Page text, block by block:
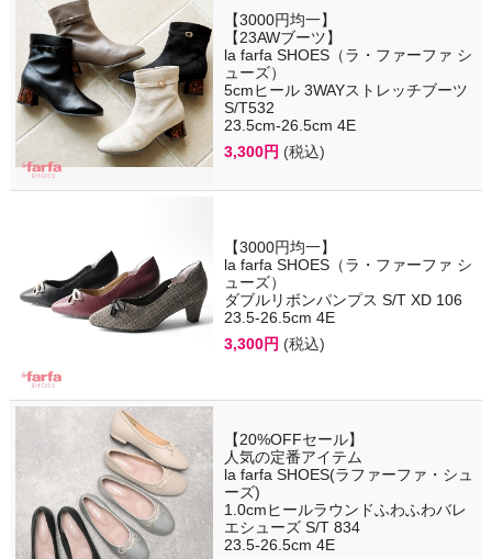
【3000円均一】
【23AWブーツ】
la farfa SHOES（ラ・ファーファ シ
ューズ）
5cmヒール 3WAYストレッチブーツ
S/T532
23.5cm-26.5cm 4E
3,300円 (税込)
【3000円均一】
la farfa SHOES（ラ・ファーファ シ
ューズ）
ダブルリボンパンプス S/T XD 106
23.5-26.5cm 4E
3,300円 (税込)
【20%OFFセール】
人気の定番アイテム
la farfa SHOES(ラファーファ・シュ
ーズ)
1.0cmヒールラウンドふわふわバレ
エシューズ S/T 834
23.5-26.5cm 4E